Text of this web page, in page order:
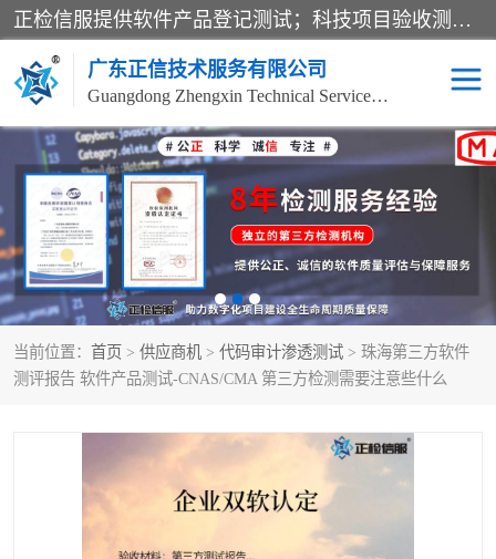
正检信服提供软件产品登记测试；科技项目验收测试；产品确认测试；功能测试；性能测试；安全测试；代码审计测试；漏洞扫描测试；渗透测试；风险评估测试；信息安全等级保护测评；双软认定；实验室建设质量体系建设；软件着作权、软件评测等服务。
广东正信技术服务有限公司
Guangdong Zhengxin Technical Service Co., Ltd
当前位置： 首页 > 供应商机 > 代码审计渗透测试 > 珠海第三方软件
测评报告 软件产品测试-CNAS/CMA 第三方检测需要注意些什么
电子政务验收测评 数字信息化验收测评
应用软件系统测试 信息系统漏洞扫描
科技成果鉴定测试 软件产品登记测试
信息安全风险评估 系统性能效率测试